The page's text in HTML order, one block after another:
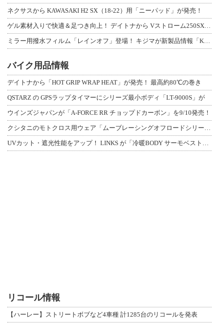
ネクサスから KAWASAKI H2 SX（18-22）用「ニーパッド」が発売！
ゲル素材入りで快適＆足つき向上！ デイトナから Vストローム250SX用「快適ロ
ミラー用撥水フィルム「レインオフ」登場！ キジマが新製品情報「KIJIMA NE
バイク用品情報
デイトナから「HOT GRIP WRAP HEAT」が発売！ 最高約80℃の巻き
QSTARZ の GPSラップタイマーにシリーズ最小ボディ「LT-9000S」が
ウインズジャパンが「A-FORCE RR チョップドカーボン」を9/10発売！
クシタニのモトクロス用ウェア「ムーブレーシングオフロードシリーズ」3アイテムが登
UVカット・遮光性能をアップ！ LINKS が「冷暖BODY サーモベスト」改良
リコール情報
【ハーレー】ストリートボブなど4車種 計1285台のリコールを発表